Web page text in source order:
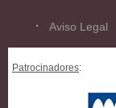
Aviso Legal
Patrocinadores: